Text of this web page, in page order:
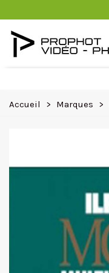
Accueil > Marques >